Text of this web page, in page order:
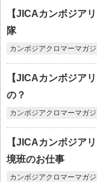
【JICAカンボジア
隊
カンボジアクロマーマガ
【JICAカンボジア
の？
カンボジアクロマーマガ
【JICAカンボジア
境班のお仕事
カンボジアクロマーマガ